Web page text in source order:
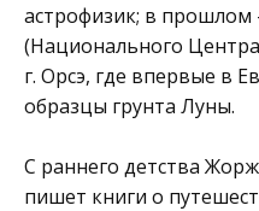
астрофизик; в прошлом
(Национального
г. Орсэ, где впервые в
образцы грунта Луны.
С раннего детства
пишет книги о